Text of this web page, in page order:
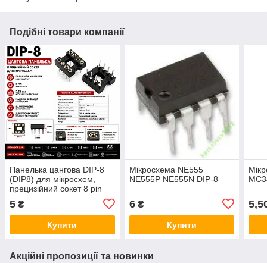
Подібні товари компанії
Панелька цангова DIP-8
(DIP8) для мікросхем,
прецизійний сокет 8 pin
5 ₴
Купити
Мікросхема NE555
NE555P NE555N DIP-8
6₴
Купити
Акційні пропозиції та новинки